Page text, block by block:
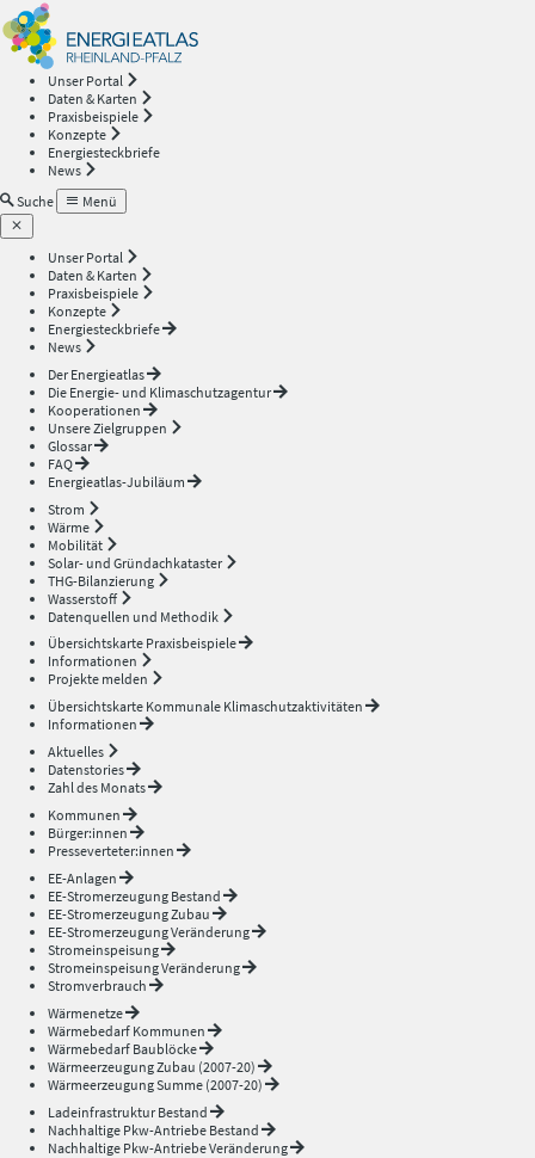
Unser Portal
Daten & Karten
Praxisbeispiele
Konzepte
Energiesteckbriefe
News
Suche
Menü
Unser Portal
Daten & Karten
Praxisbeispiele
Konzepte
Energiesteckbriefe
News
Der Energieatlas
Die Energie- und Klimaschutzagentur
Kooperationen
Unsere Zielgruppen
Glossar
FAQ
Energieatlas-Jubiläum
Strom
Wärme
Mobilität
Solar- und Gründachkataster
THG-Bilanzierung
Wasserstoff
Datenquellen und Methodik
Übersichtskarte Praxisbeispiele
Informationen
Projekte melden
Übersichtskarte Kommunale Klimaschutzaktivitäten
Informationen
Aktuelles
Datenstories
Zahl des Monats
Kommunen
Bürger:innen
Presseverteter:innen
EE-Anlagen
EE-Stromerzeugung Bestand
EE-Stromerzeugung Zubau
EE-Stromerzeugung Veränderung
Stromeinspeisung
Stromeinspeisung Veränderung
Stromverbrauch
Wärmenetze
Wärmebedarf Kommunen
Wärmebedarf Baublöcke
Wärmeerzeugung Zubau (2007-20)
Wärmeerzeugung Summe (2007-20)
Ladeinfrastruktur Bestand
Nachhaltige Pkw-Antriebe Bestand
Nachhaltige Pkw-Antriebe Veränderung